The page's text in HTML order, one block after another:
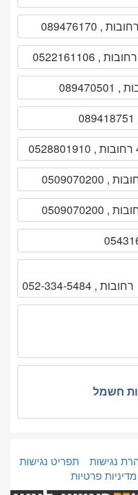
רחובות , 052-334-5484
חשמל
נגישות
תפריט נגישות
מדיניות פרטיות